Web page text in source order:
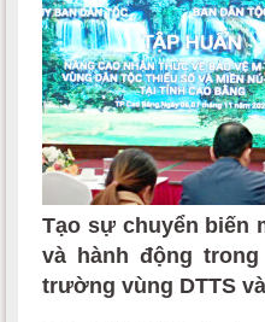
Tạo sự chuyển biến
và hành động
trường vùng DTTS